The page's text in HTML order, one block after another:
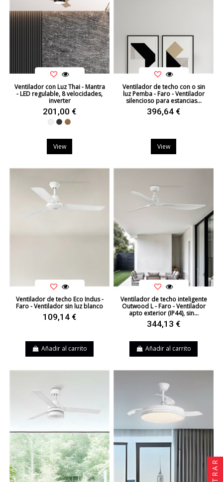
Ventilador con Luz Thai - Mantra
- LED regulable, 8 velocidades,
inverter
201,00 €
Blanco
NegroMadera
View
Ventilador de techo con o sin
luz Pemba - Faro - Ventilador
silencioso para estancias...
396,64 €
View
Ventilador de techo Eco Indus -
Faro - Ventilador sin luz blanco
109,14 €
Añadir al carrito
Ventilador de techo inteligente
Outwood L - Faro - Ventilador
apto exterior (IP44), sin...
344,13 €
Añadir al carrito